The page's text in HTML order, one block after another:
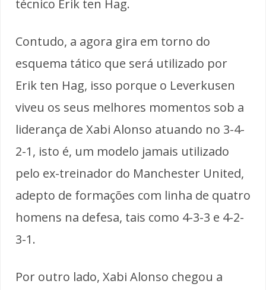
técnico Erik ten Hag.
Contudo, a agora gira em torno do
esquema tático que será utilizado por
Erik ten Hag, isso porque o Leverkusen
viveu os seus melhores momentos sob a
liderança de Xabi Alonso atuando no 3-4-
2-1, isto é, um modelo jamais utilizado
pelo ex-treinador do Manchester United,
adepto de formações com linha de quatro
homens na defesa, tais como 4-3-3 e 4-2-
3-1.
Por outro lado, Xabi Alonso chegou a